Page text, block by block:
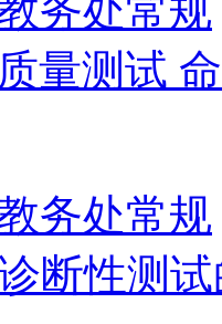
务处常规
量测试
务处常规
断性测